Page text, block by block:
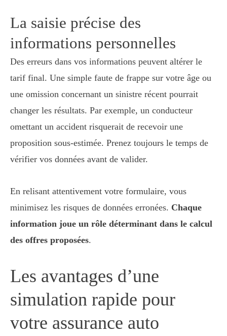
La saisie précise des
informations personnelles
Des erreurs dans vos informations peuvent altérer le
tarif final. Une simple faute de frappe sur votre âge ou
une omission concernant un sinistre récent pourrait
changer les résultats. Par exemple, un conducteur
omettant un accident risquerait de recevoir une
proposition sous-estimée. Prenez toujours le temps de
vérifier vos données avant de valider.
En relisant attentivement votre formulaire, vous
minimisez les risques de données erronées. Chaque
information joue un rôle déterminant dans le calcul
des offres proposées.
Les avantages d’une
simulation rapide pour
votre assurance auto